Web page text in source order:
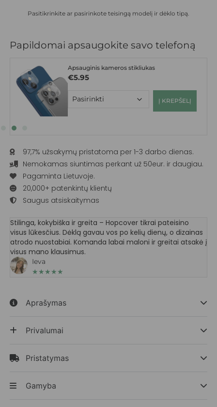
Pasitikrinkite ar pasirinkote teisingą modelį ir dėklo tipą.
Papildomai apsaugokite savo telefoną
Apsauginis kameros stikliukas
€5.95
Į KREPŠELĮ
97,7% užsakymų pristatoma per 1-3 darbo dienas.
Nemokamas siuntimas perkant už 50eur. ir daugiau.
Pagaminta Lietuvoje.
20,000+ patenkintų klientų
Saugus atsiskaitymas
Ieva
★ ★ ★ ★ ★
Stilinga, kokybiška ir greita – Hopcover tikrai pateisino
visus lūkesčius. Dėklą gavau vos po kelių dienų, o dizainas
atrodo nuostabiai. Komanda labai maloni ir greitai atsakė į
visus mano klausimus.
Aprašymas
Privalumai
Pristatymas
Gamyba